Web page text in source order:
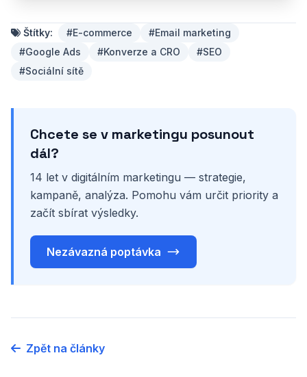
Štítky: #E-commerce
#Email marketing
#Google Ads
#Konverze a CRO
#SEO
#Sociální sítě
Chcete se v marketingu posunout
dál?
14 let v digitálním marketingu — strategie,
kampaně, analýza. Pomohu vám určit priority a
začít sbírat výsledky.
Nezávazná poptávka
Zpět na články